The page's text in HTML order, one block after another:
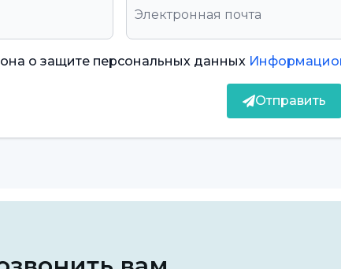
и часто предпочитаемое применение
обесцвечивания, повреждений и дискомфорта
зубов. Его структура очень тонкая и
о защите персональных данных
Отправить